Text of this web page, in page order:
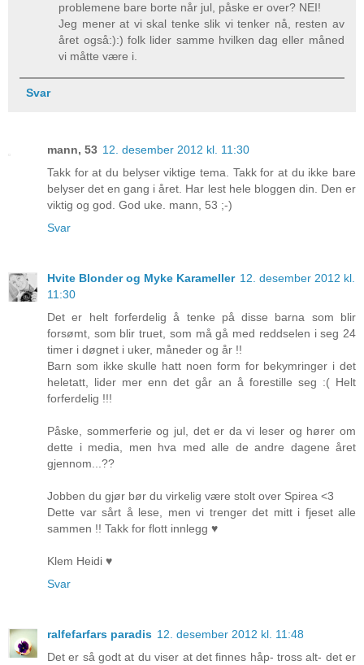
problemene bare borte når jul, påske er over? NEI!
Jeg mener at vi skal tenke slik vi tenker nå, resten av
året også:):) folk lider samme hvilken dag eller måned
vi måtte være i.
Svar
mann, 53 12. desember 2012 kl. 11:30
Takk for at du belyser viktige tema. Takk for at du ikke bare
belyser det en gang i året. Har lest hele bloggen din. Den er
viktig og god. God uke. mann, 53 ;-)
Svar
Hvite Blonder og Myke Karameller 12. desember 2012 kl.
11:30
Det er helt forferdelig å tenke på disse barna som blir
forsømt, som blir truet, som må gå med reddselen i seg 24
timer i døgnet i uker, måneder og år !!
Barn som ikke skulle hatt noen form for bekymringer i det
heletatt, lider mer enn det går an å forestille seg :( Helt
forferdelig !!!
Påske, sommerferie og jul, det er da vi leser og hører om
dette i media, men hva med alle de andre dagene året
gjennom...??
Jobben du gjør bør du virkelig være stolt over Spirea <3
Dette var sårt å lese, men vi trenger det mitt i fjeset alle
sammen !! Takk for flott innlegg ♥
Klem Heidi ♥
Svar
ralfefarfars paradis 12. desember 2012 kl. 11:48
Det er så godt at du viser at det finnes håp- tross alt- det er